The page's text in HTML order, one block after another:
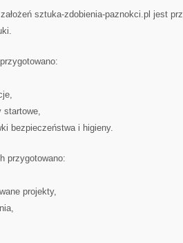
sztuka-zdobienia-paznokci.pl jest
startowe,
bezpieczeństwa i higieny.
przygotowano:
projekty,